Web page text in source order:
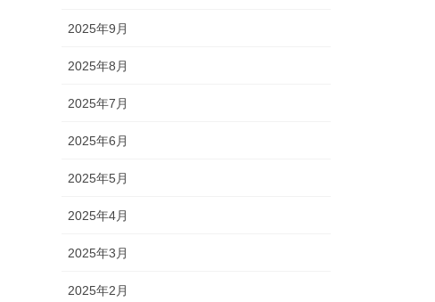
2025年9月
2025年8月
2025年7月
2025年6月
2025年5月
2025年4月
2025年3月
2025年2月